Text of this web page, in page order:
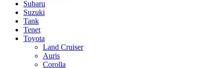
Subaru
Suzuki
Tank
Tenet
Toyota
Land Cruiser
Auris
Corolla